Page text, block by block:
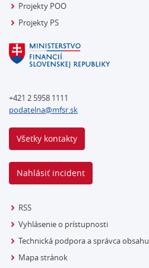
Projekty POO
Projekty PS
+421 2 5958 1111
podatelna@mfsr.sk
Všetky kontakty
Nahlásiť incident
RSS
Vyhlásenie o prístupnosti
Technická podpora a správca obsahu
Mapa stránok